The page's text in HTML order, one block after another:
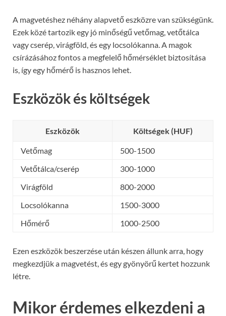
A magvetéshez néhány alapvető eszközre van szükségünk.
Ezek közé tartozik egy jó minőségű vetőmag, vetőtálca
vagy cserép, virágföld, és egy locsolókanna. A magok
csírázásához fontos a megfelelő hőmérséklet biztosítása
is, így egy hőmérő is hasznos lehet.
Eszközök és költségek
Eszközök Költségek (HUF)
Vetőmag
500-1500
Vetőtálca/cserép
300-1000
Virágföld
800-2000
Locsolókanna
1500-3000
Hőmérő
1000-2500
Ezen eszközök beszerzése után készen állunk arra, hogy
megkezdjük a magvetést, és egy gyönyörű kertet hozzunk
létre.
Mikor érdemes elkezdeni a